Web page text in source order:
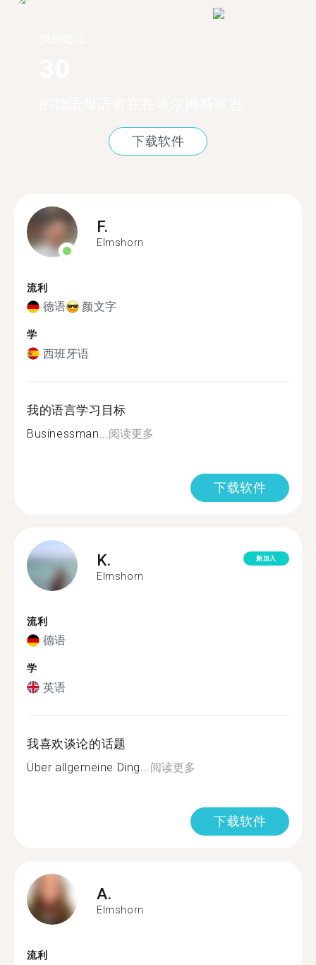
下载软件
F.
Elmshorn
流利
德语 颜文字
学
西班牙语
我的语言学习目标
Businessman... 阅读更多
下载软件
K.
Elmshorn
新加入
流利
德语
学
英语
我喜欢谈论的话题
Über allgemeine Ding... 阅读更多
下载软件
A.
Elmshorn
流利